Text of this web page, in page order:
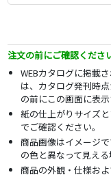
注文の前にご確認くださ
WEBカタログに掲載
は、カタログ発刊時
の前にこの画面に表
紙の仕上がりサイズ
でご確認ください。
商品画像はイメージ
の色と異なって見える
商品の外観・仕様お